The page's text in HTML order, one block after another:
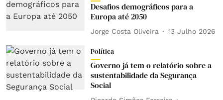
Desafios demográficos para a
Europa até 2050
Jorge Costa Oliveira 13 Julho 2026
Política
Governo já tem o relatório sobre a
sustentabilidade da Segurança
Social